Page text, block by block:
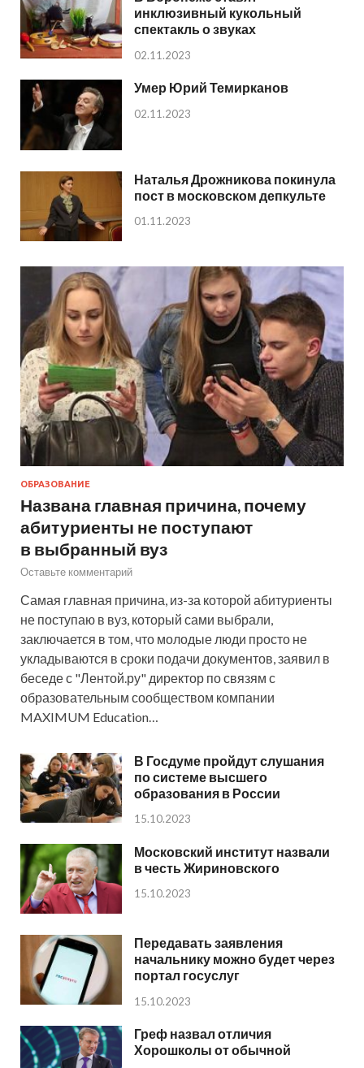
инклюзивный кукольный
спектакль о звуках
02.11.2023
Умер Юрий Темирканов
02.11.2023
Наталья Дрожникова покинула
пост в московском депкульте
01.11.2023
ОБРАЗОВАНИЕ
Названа главная причина, почему
абитуриенты не поступают
в выбранный вуз
Оставьте комментарий
Самая главная причина, из-за которой абитуриенты
не поступаю в вуз, который сами выбрали,
заключается в том, что молодые люди просто не
укладываются в сроки подачи документов, заявил в
беседе с "Лентой.ру" директор по связям с
образовательным сообществом компании
MAXIMUM Education…
В Госдуме пройдут слушания
по системе высшего
образования в России
15.10.2023
Московский институт назвали
в честь Жириновского
15.10.2023
Передавать заявления
начальнику можно будет через
портал госуслуг
15.10.2023
Греф назвал отличия
Хорошколы от обычной